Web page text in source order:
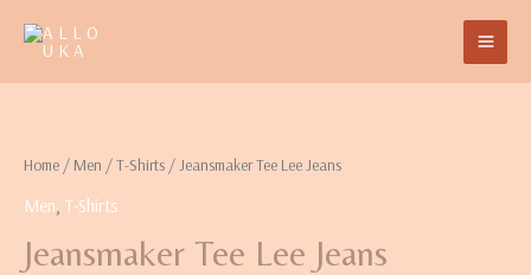
Home / Men /T-Shirts / Jeansmaker Tee Lee Jeans
Men T-Shirts
Jeansmaker Tee Lee Jeans